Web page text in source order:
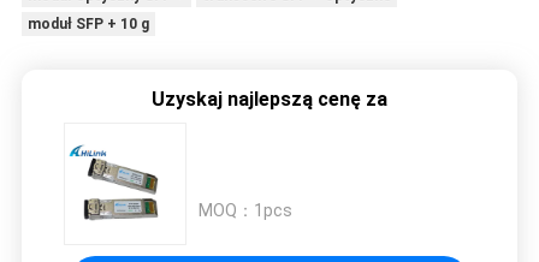
moduł SFP + 10 g
Uzyskaj najlepszą cenę za
MOQ： 1pcs